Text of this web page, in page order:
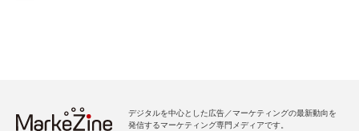
デジタルを中心とした広告／マーケティングの最新動向を
発信するマーケティング専門メディアです。